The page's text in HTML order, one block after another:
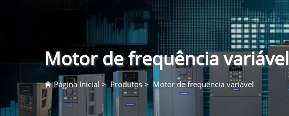
Motor de frequência variável
Página Inicial > Produtos > Motor de frequência variável